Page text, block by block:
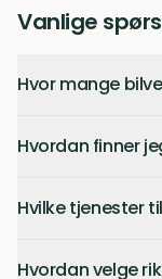
Vanlige
Hvor mange
Hvordan finner
Hvilke tjenester
Hvordan velge